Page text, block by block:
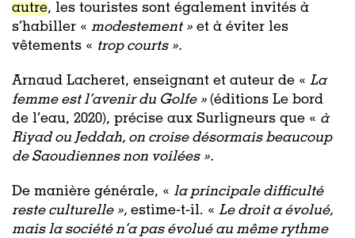
autre, les touristes sont également invités à
s’habiller « modestement » et à éviter les
vêtements « trop courts ».
Arnaud Lacheret, enseignant et auteur de « La
femme est l’avenir du Golfe » (éditions Le bord
de l’eau, 2020), précise aux Surligneurs que « à
Riyad ou Jeddah, on croise désormais beaucoup
de Saoudiennes non voilées ».
De manière générale, « la principale difficulté
reste culturelle », estime-t-il. « Le droit a évolué,
mais la société n’a pas évolué au même rythme